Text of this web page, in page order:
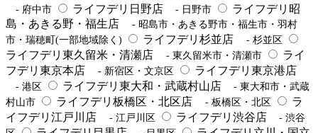
- 府中市 ライフデリ日野店 - 日野市
ライフデリ昭
島・あきる野・福生店
- 昭島市・あきる野市・福生市・羽村
市・瑞穂町(一部地域除く)
ライフデリ杉並店 - 杉並区
ライフデリ東久留米・清瀬店 - 東久留米市・清瀬市
ライ
フデリ東京本店
- 新宿区・文京区 ライフデリ東京港店
- 港区 ライフデリ東大和・武蔵村山店
- 東大和市・武蔵
村山市
ライフデリ板橋区・北区店 - 板橋区・北区
ラ
イフデリ江戸川店
- 江戸川区 ライフデリ渋谷店
- 渋谷